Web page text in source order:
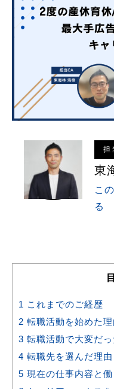
担
東
こ
る
1 これまでのご経歴
2 転職活動を始めた理
3 転職活動で大変だっ
4 転職先を選んだ理由
5 現在の仕事内容と